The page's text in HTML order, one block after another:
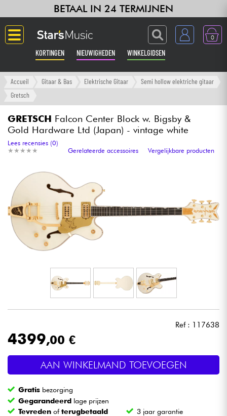
BETAAL IN 24 TERMIJNEN
0
KORTINGEN NIEUWIGHEDEN WINKELGIDSEN
Langue
Versterker & Effecten
Synths & samplers
Home-studio
Hoofdtelefoon
Licht
Drums & percussie
Blaasinstrument
Accueil Gitaar & Bas Elektrische Gitaar
Semi hollow elektriche gitaar
Gretsch
GRETSCH Falcon Center Block w. Bigsby &
Gold Hardware Ltd (Japan) - vintage white
★ ★ ★ ★ ★
★ ★ ★ ★ ★
Lees recensies (0)
Gerelateerde accessoires
Vergelijkbare producten
Ref : 117638
4399,00 €
AAN WINKELMAND TOEVOEGEN
Gratis bezorging
Gegarandeerd lage prijzen
Tevreden ofterugbetaald 3 jaar garantie